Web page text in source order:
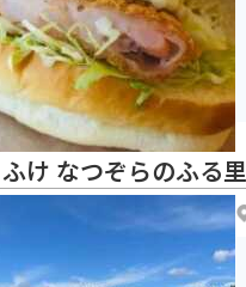
け なつぞらのふる里